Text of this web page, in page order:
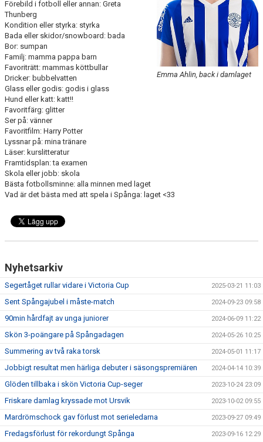
Emma Ahlin, back i damlaget
Förebild i fotboll eller annan: Greta
Thunberg
Kondition eller styrka: styrka
Bada eller skidor/snowboard: bada
Bor: sumpan
Familj: mamma pappa barn
Favoriträtt: mammas köttbullar
Dricker: bubbelvatten
Glass eller godis: godis i glass
Hund eller katt: katt!!
Favoritfärg: glitter
Ser på: vänner
Favoritfilm: Harry Potter
Lyssnar på: mina tränare
Läser: kurslitteratur
Framtidsplan: ta examen
Skola eller jobb: skola
Bästa fotbollsminne: alla minnen med laget
Vad är det bästa med att spela i Spånga: laget <33
Nyhetsarkiv
Segertåget rullar vidare i Victoria Cup 2025-03-21 11:03
Sent Spångajubel i måste-match 2024-09-23 09:58
90min hårdfajt av unga juniorer 2024-06-09 11:22
Skön 3-poängare på Spångadagen 2024-05-26 10:25
Summering av två raka torsk 2024-05-01 11:17
Jobbigt resultat men härliga debuter i säsongspremiären 2024-04-14 10:39
Glöden tillbaka i skön Victoria Cup-seger 2023-10-24 23:09
Friskare damlag kryssade mot Ursvik 2023-10-02 09:55
Mardrömschock gav förlust mot serieledarna 2023-09-27 09:49
Fredagsförlust för rekordungt Spånga 2023-09-16 12:29